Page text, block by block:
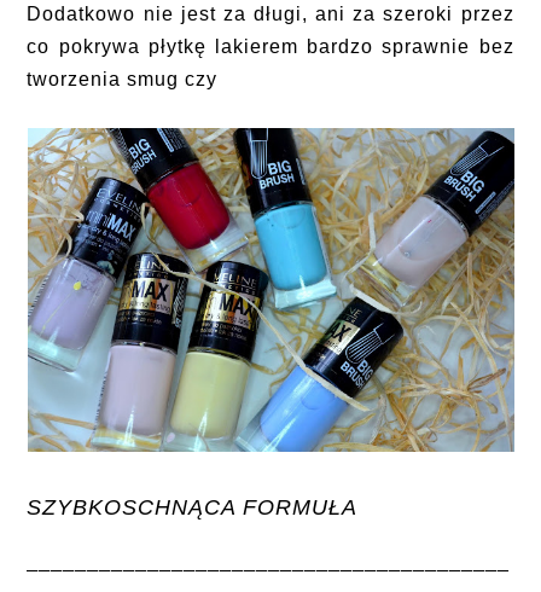
Dodatkowo nie jest za długi, ani za szeroki przez
co pokrywa płytkę lakierem bardzo sprawnie bez
tworzenia smug czy
SZYBKOSCHNĄCA FORMUŁA